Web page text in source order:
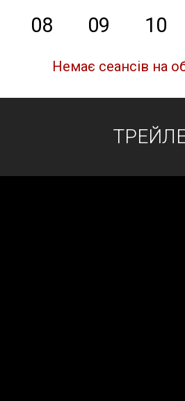
08 09 10
Немає сеансів на